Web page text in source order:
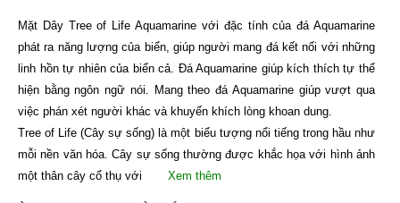
Mặt Dây Tree of Life Aquamarine với đặc tính của đá Aquamarine
phát ra năng lượng của biển, giúp người mang đá kết nối với những
linh hồn tự nhiên của biển cả. Đá Aquamarine giúp kích thích tự thể
hiện bằng ngôn ngữ nói. Mang theo đá Aquamarine giúp vượt qua
việc phán xét người khác và khuyến khích lòng khoan dung.
Tree of Life (Cây sự sống) là một biểu tượng nổi tiếng trong hầu như
mỗi nền văn hóa. Cây sự sống thường được khắc họa với hình ảnh
một thân cây cổ thụ với
Xem thêm